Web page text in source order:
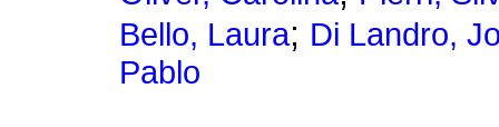
Bello, Laura; Di Landro,
Pablo